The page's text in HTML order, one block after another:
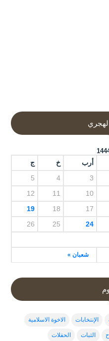
أرب خ ج
شعبان »
3
4
5
10
11
12
17
18
19
24
25
26
الإنتخابات الاخوة الاسلامية
الثبات الحفلات